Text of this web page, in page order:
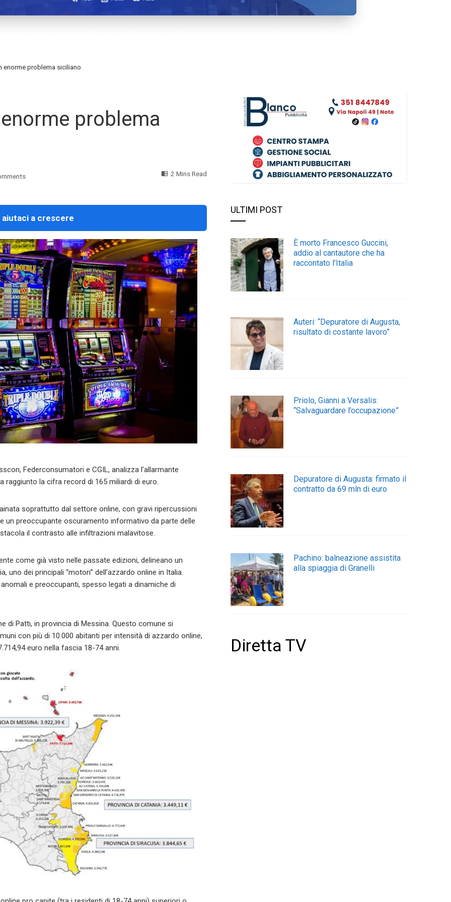
enorme problema siciliano
problema
2 Mins Read
aiutaci a crescere
Federconsumatori e CGIL, analizza l’allarmante
raggiunto la cifra record di 165 miliardi di euro.
soprattutto dal settore online, con gravi ripercussioni
un preoccupante oscuramento informativo da parte delle
il contrasto alle infiltrazioni malavitose.
come già visto nelle passate edizioni, delineano un
uno dei principali “motori” dell’azzardo online in Italia.
e preoccupanti, spesso legati a dinamiche di
di Patti, in provincia di Messina. Questo comune si
con più di 10.000 abitanti per intensità di azzardo online,
euro nella fascia 18-74 anni.
ULTIMI POST
È morto Francesco Guccini,
addio al cantautore che ha
raccontato l’Italia
Auteri: “Depuratore di Augusta,
risultato di costante lavoro”
Priolo, Gianni a Versalis:
“Salvaguardare l’occupazione”
Depuratore di Augusta: firmato il
contratto da 69 mln di euro
Pachino: balneazione assistita
alla spiaggia di Granelli
Diretta TV